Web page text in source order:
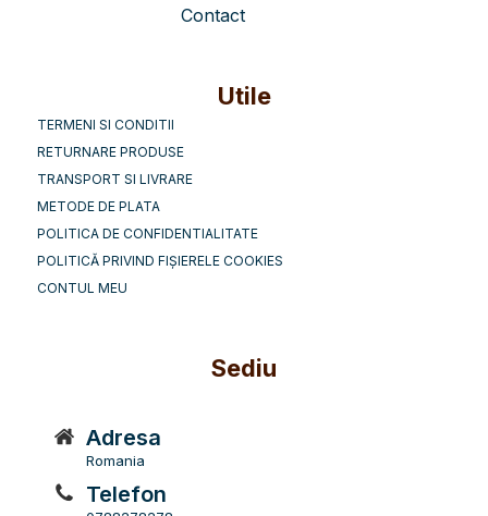
Contact
Utile
TERMENI SI CONDITII
RETURNARE PRODUSE
TRANSPORT SI LIVRARE
METODE DE PLATA
POLITICA DE CONFIDENTIALITATE
POLITICĂ PRIVIND FIȘIERELE COOKIES
CONTUL MEU
Sediu
Adresa
Romania
Telefon